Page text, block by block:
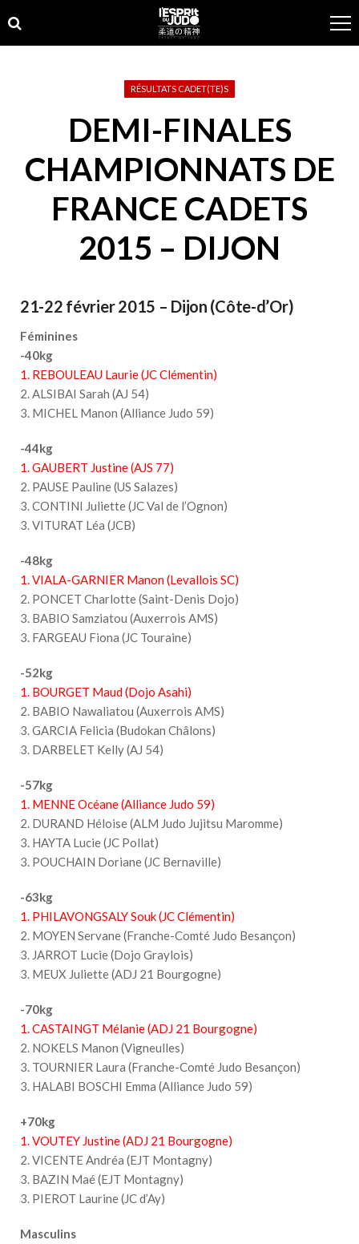
to
navigation
to
content
RÉSULTATS CADET(TE)S
DEMI-FINALES
CHAMPIONNATS DE
FRANCE CADETS
2015 – DIJON
21-22 février 2015 – Dijon (Côte-d’Or)
Féminines
-40kg
1. REBOULEAU Laurie (JC Clémentin)
2. ALSIBAI Sarah (AJ 54)
3. MICHEL Manon (Alliance Judo 59)
-44kg
1. GAUBERT Justine (AJS 77)
2. PAUSE Pauline (US Salazes)
3. CONTINI Juliette (JC Val de l’Ognon)
3. VITURAT Léa (JCB)
-48kg
1. VIALA-GARNIER Manon (Levallois SC)
2. PONCET Charlotte (Saint-Denis Dojo)
3. BABIO Samziatou (Auxerrois AMS)
3. FARGEAU Fiona (JC Touraine)
-52kg
1. BOURGET Maud (Dojo Asahi)
2. BABIO Nawaliatou (Auxerrois AMS)
3. GARCIA Felicia (Budokan Châlons)
3. DARBELET Kelly (AJ 54)
-57kg
1. MENNE Océane (Alliance Judo 59)
2. DURAND Héloise (ALM Judo Jujitsu Maromme)
3. HAYTA Lucie (JC Pollat)
3. POUCHAIN Doriane (JC Bernaville)
-63kg
1. PHILAVONGSALY Souk (JC Clémentin)
2. MOYEN Servane (Franche-Comté Judo Besançon)
3. JARROT Lucie (Dojo Graylois)
3. MEUX Juliette (ADJ 21 Bourgogne)
-70kg
1. CASTAINGT Mélanie (ADJ 21 Bourgogne)
2. NOKELS Manon (Vigneulles)
3. TOURNIER Laura (Franche-Comté Judo Besançon)
3. HALABI BOSCHI Emma (Alliance Judo 59)
+70kg
1. VOUTEY Justine (ADJ 21 Bourgogne)
2. VICENTE Andréa (EJT Montagny)
3. BAZIN Maé (EJT Montagny)
3. PIEROT Laurine (JC d’Ay)
Masculins